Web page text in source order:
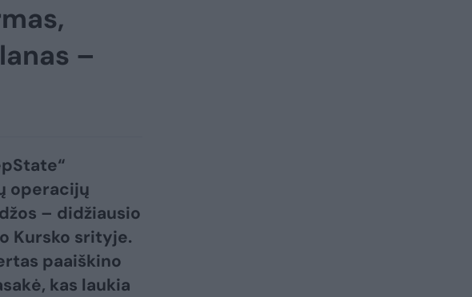
–
operacijų
– didžiausio
Kursko srityje.
paaiškino
kas laukia